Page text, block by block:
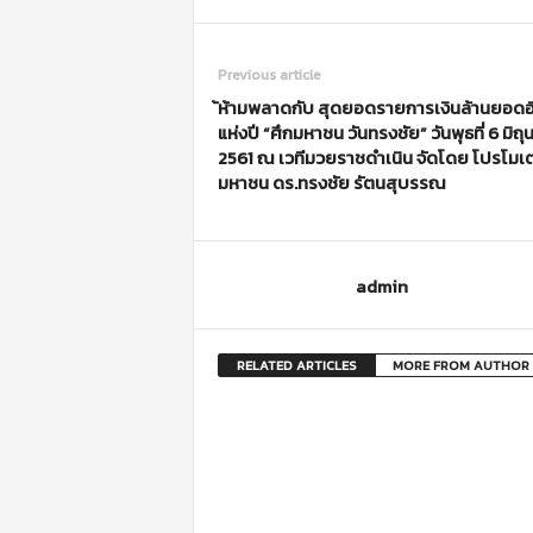
Previous article
ห้ามพลาดกับ สุดยอดรายการเงินล้านยอด
แห่งปี “ศึกมหาชน วันทรงชัย” วันพุธที่ 6 มิถุ
2561 ณ เวทีมวยราชดำเนิน จัดโดย โปรโมเ
มหาชน ดร.ทรงชัย รัตนสุบรรณ
admin
RELATED ARTICLES MORE FROM AUTHOR